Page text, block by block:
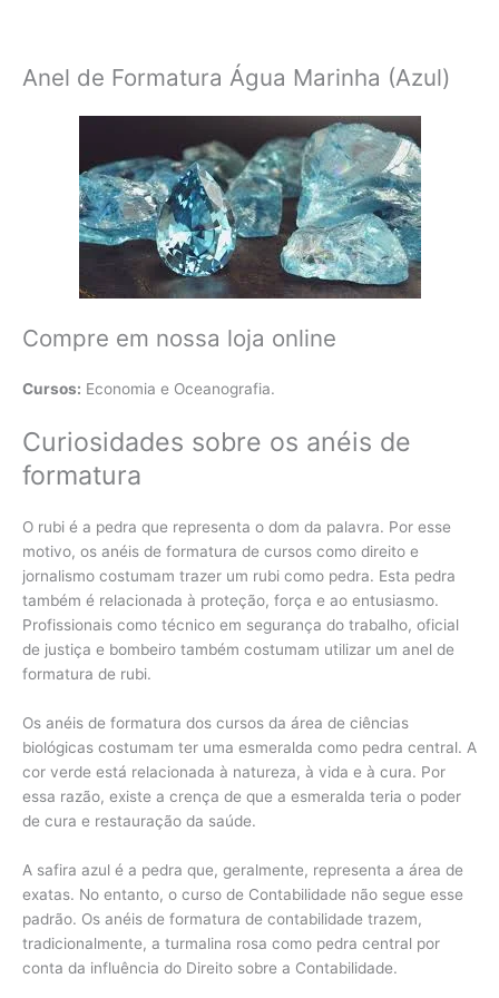
Anel de Formatura Água Marinha (Azul)
Compre em nossa loja online
Cursos: Economia e Oceanografia.
Curiosidades sobre os anéis de
formatura
O rubi é a pedra que representa o dom da palavra. Por esse
motivo, os anéis de formatura de cursos como direito e
jornalismo costumam trazer um rubi como pedra. Esta pedra
também é relacionada à proteção, força e ao entusiasmo.
Profissionais como técnico em segurança do trabalho, oficial
de justiça e bombeiro também costumam utilizar um anel de
formatura de rubi.
Os anéis de formatura dos cursos da área de ciências
biológicas costumam ter uma esmeralda como pedra central. A
cor verde está relacionada à natureza, à vida e à cura. Por
essa razão, existe a crença de que a esmeralda teria o poder
de cura e restauração da saúde.
A safira azul é a pedra que, geralmente, representa a área de
exatas. No entanto, o curso de Contabilidade não segue esse
padrão. Os anéis de formatura de contabilidade trazem,
tradicionalmente, a turmalina rosa como pedra central por
conta da influência do Direito sobre a Contabilidade.